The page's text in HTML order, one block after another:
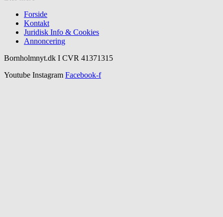
Forside
Kontakt
Juridisk Info & Cookies​
Annoncering
Bornholmnyt.dk I CVR 41371315
Youtube Instagram Facebook-f